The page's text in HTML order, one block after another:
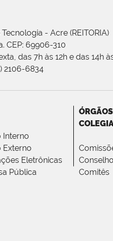
- Acre (REITORIA)
CEP: 69906-310
das 7h às 12h e das 14h
2106-6834
Interno
Externo
Eletrônicas
Pública
ÓRGÃOS
Comitês